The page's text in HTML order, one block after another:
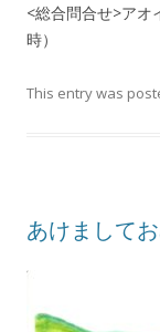
<総合問合せ>ア
時）
This entry was
あけまして